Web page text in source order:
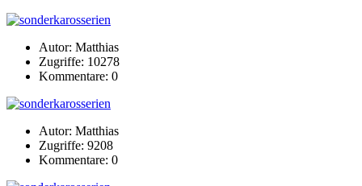
Autor: Matthias
Zugriffe: 10278
Kommentare: 0
Autor: Matthias
Zugriffe: 9208
Kommentare: 0